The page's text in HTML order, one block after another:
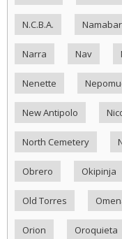
N.C.B.A. Namabar
Narra Nav
Nenette
New Antipolo
North Cemetery
Obrero Okipinja
Old Torres
Orion Oroquieta